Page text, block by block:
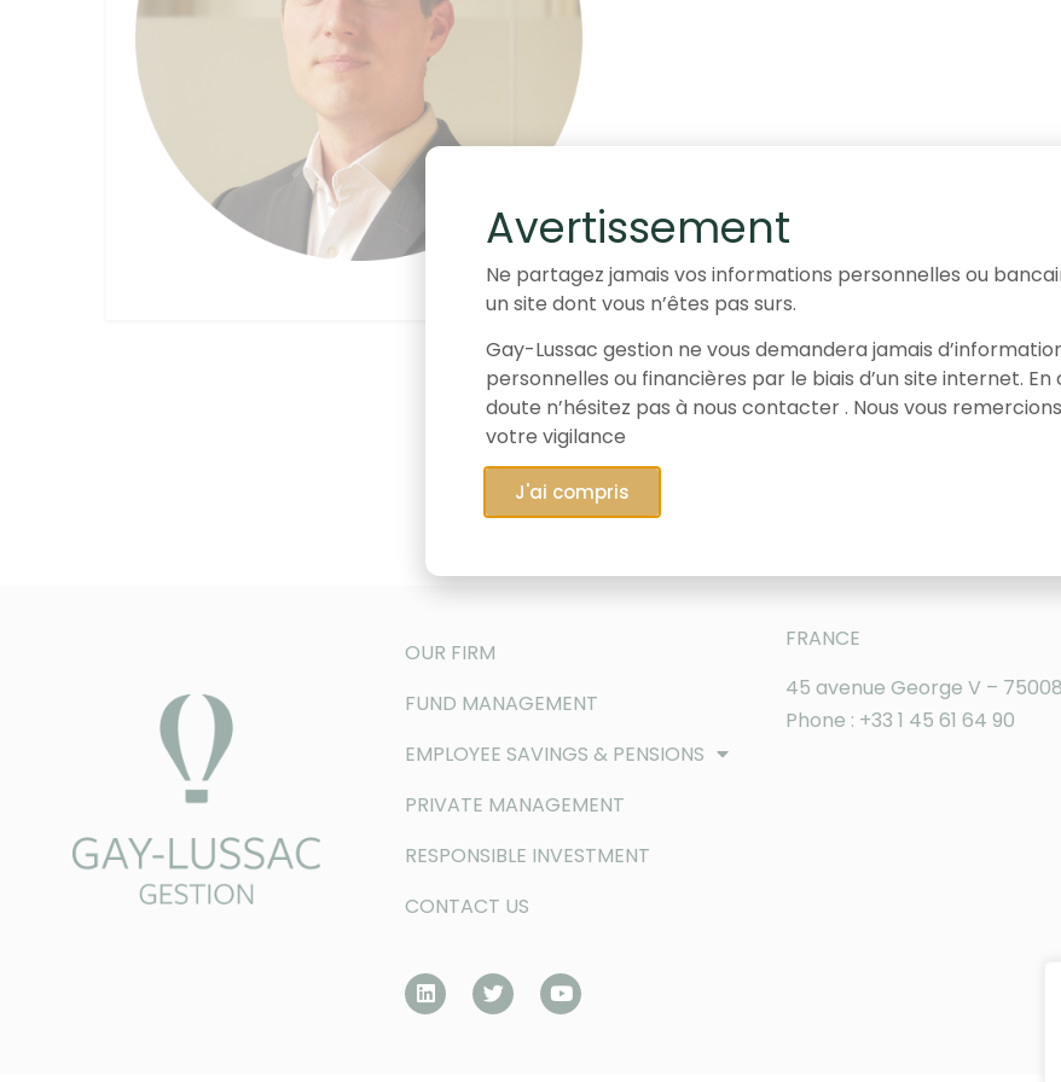
OUR FIRM
FUND MANAGEMENT
EMPLOYEE SAVINGS & PENSIONS
PRIVATE MANAGEMENT
RESPONSIBLE INVESTMENT
CONTACT US
FRANCE
45 avenue George V –
Phone : +33 1 45 61 64 90
Avertissement
Ne partagez jamais vos informations personnelles ou
un site dont vous n’êtes pas surs.
Gay-Lussac gestion ne vous demandera jamais
personnelles ou financières par le biais d’un site internet. En
doute n’hésitez pas à nous contacter . Nous vous
votre vigilance
J'ai compris